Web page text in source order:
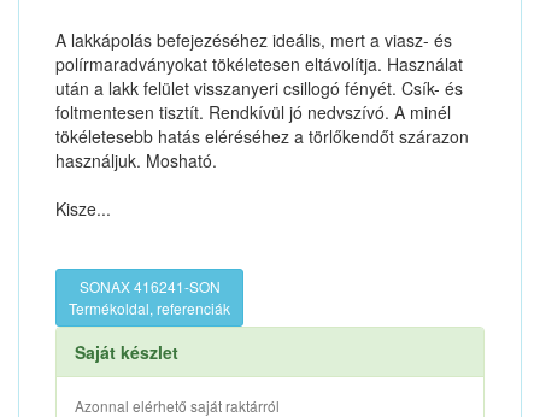
A lakkápolás befejezéséhez ideális, mert a viasz- és
polírmaradványokat tökéletesen eltávolítja. Használat
után a lakk felület visszanyeri csillogó fényét. Csík- és
foltmentesen tisztít. Rendkívül jó nedvszívó. A minél
tökéletesebb hatás eléréséhez a törlőkendőt szárazon
használjuk. Mosható.
Kisze...
SONAX 416241-SON
Termékoldal, referenciák
Saját készlet
Azonnal elérhető saját raktárról